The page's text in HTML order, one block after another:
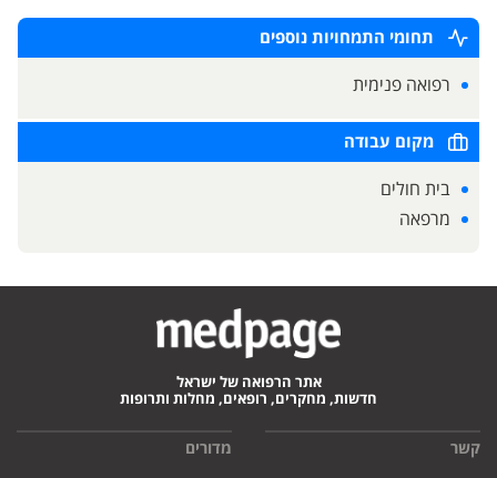
תחומי התמחויות נוספים
רפואה פנימית
מקום עבודה
בית חולים
מרפאה
אתר הרפואה של ישראל
חדשות, מחקרים, רופאים, מחלות ותרופות
קשר מדורים